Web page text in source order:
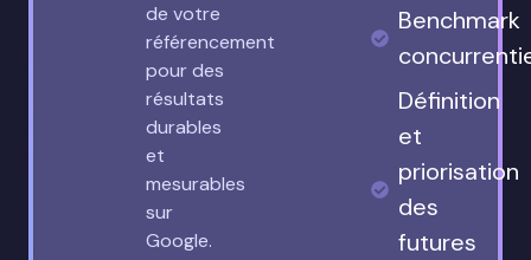
de votre
référencement
pour des
résultats
durables
et
mesurables
sur
Google.
Benchmark
Définition
et
priorisation
des
futures